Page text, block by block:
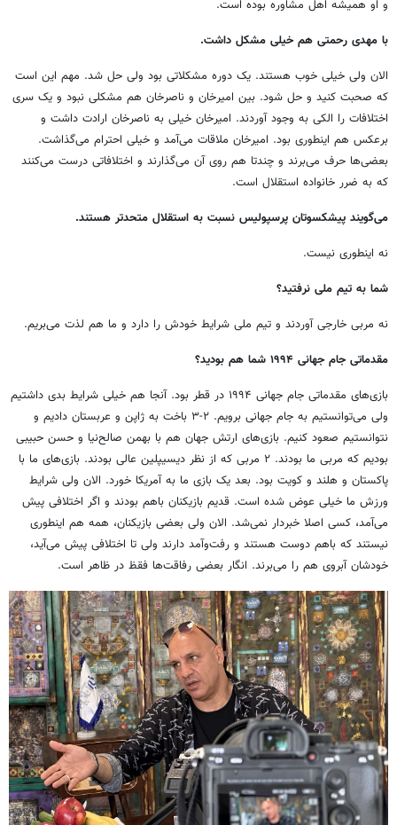
و او همیشه اهل مشاوره بوده است.
با مهدی رحمتی هم خیلی مشکل داشت.
الان ولی خیلی خوب هستند. یک دوره مشکلاتی بود ولی حل شد. مهم این است
که صحبت کنید و حل شود. بین امیرخان و ناصرخان هم مشکلی نبود و یک سری
اختلافات را الکی به وجود آوردند. امیرخان خیلی به ناصرخان ارادت داشت و
برعکس هم اینطوری بود. امیرخان ملاقات می‌آمد و خیلی احترام می‌گذاشت.
بعضی‌ها حرف می‌برند و چندتا هم روی آن می‌گذارند و اختلافاتی درست می‌کنند
که به ضرر خانواده استقلال است.
می‌گویند پیشکسوتان پرسپولیس نسبت به استقلال متحدتر هستند.
نه اینطوری نیست.
شما به تیم ملی نرفتید؟
نه مربی خارجی آوردند و تیم ملی شرایط خودش را دارد و ما هم لذت می‌بریم.
مقدماتی جام جهانی ۱۹۹۴ شما هم بودید؟
بازی‌های مقدماتی جام جهانی ۱۹۹۴ در قطر بود. آنجا هم خیلی شرایط بدی داشتیم
ولی می‌توانستیم به جام جهانی برویم. ۲-۳ باخت به ژاپن و عربستان دادیم و
نتوانستیم صعود کنیم. بازی‌های ارتش جهان هم با بهمن صالح‌نیا و حسن حبیبی
بودیم که مربی ما بودند. ۲ مربی که از نظر دیسیپلین عالی بودند. بازی‌های ما با
پاکستان و هلند و کویت بود. بعد یک بازی ما به آمریکا خورد. الان ولی شرایط
ورزش ما خیلی عوض شده است. قدیم بازیکنان باهم بودند و اگر اختلافی پیش
می‌آمد، کسی اصلا خبردار نمی‌شد. الان ولی بعضی بازیکنان، همه هم اینطوری
نیستند که باهم دوست هستند و رفت‌وآمد دارند ولی تا اختلافی پیش می‌آید،
خودشان آبروی هم را می‌برند. انگار بعضی رفاقت‌ها فقظ در ظاهر است.